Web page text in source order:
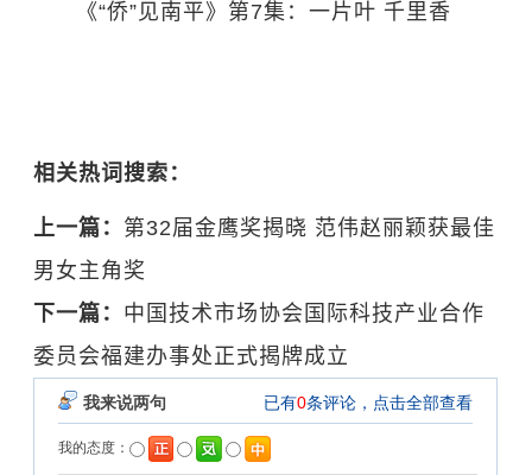
《“侨”见南平》第7集：一片叶 千里香
相关热词搜索：
上一篇： 第32届金鹰奖揭晓 范伟赵丽颖获最佳
男女主角奖
下一篇： 中国技术市场协会国际科技产业合作
委员会福建办事处正式揭牌成立